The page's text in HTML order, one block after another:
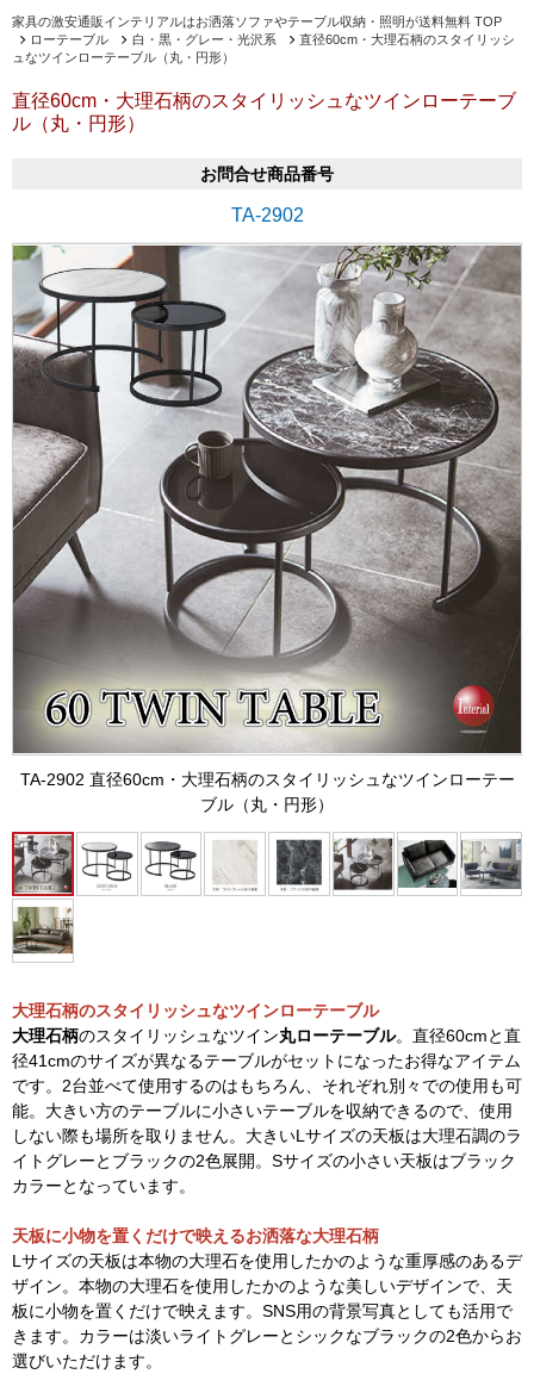
家具の激安通販インテリアルはお洒落ソファやテーブル収納・照明が送料無料 TOP
ローテーブル
白・黒・グレー・光沢系
直径60cm・大理石柄のスタイリッシ
ュなツインローテーブル（丸・円形）
直径60cm・大理石柄のスタイリッシュなツインローテーブ
ル（丸・円形）
お問合せ商品番号
TA-2902
TA-2902 直径60cm・大理石柄のスタイリッシュなツインローテー
ブル（丸・円形）
大理石柄のスタイリッシュなツインローテーブル
大理石柄のスタイリッシュなツイン丸ローテーブル。直径60cmと直
径41cmのサイズが異なるテーブルがセットになったお得なアイテム
です。2台並べて使用するのはもちろん、それぞれ別々での使用も可
能。大きい方のテーブルに小さいテーブルを収納できるので、使用
しない際も場所を取りません。大きいLサイズの天板は大理石調のラ
イトグレーとブラックの2色展開。Sサイズの小さい天板はブラック
カラーとなっています。
天板に小物を置くだけで映えるお洒落な大理石柄
Lサイズの天板は本物の大理石を使用したかのような重厚感のあるデ
ザイン。本物の大理石を使用したかのような美しいデザインで、天
板に小物を置くだけで映えます。SNS用の背景写真としても活用で
きます。カラーは淡いライトグレーとシックなブラックの2色からお
選びいただけます。